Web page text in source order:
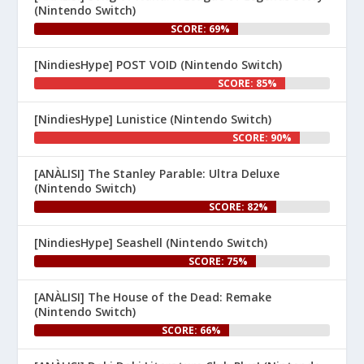
1
Nintenhype.Cat @nintenhype.cat
⋅
1m
El món dels videojocs: ⚡🔥💥💀
(Nintendo Switch)
SCORE: 69%
[NindiesHype] POST VOID (Nintendo Switch)
SCORE: 85%
[NindiesHype] Lunistice (Nintendo Switch)
SCORE: 90%
[ANÀLISI] The Stanley Parable: Ultra Deluxe
(Nintendo Switch)
SCORE: 82%
[NindiesHype] Seashell (Nintendo Switch)
SCORE: 75%
[ANÀLISI] The House of the Dead: Remake
(Nintendo Switch)
SCORE: 66%